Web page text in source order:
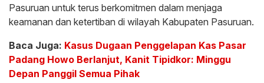
Pasuruan untuk terus berkomitmen dalam menjaga
keamanan dan ketertiban di wilayah Kabupaten Pasuruan.
Baca Juga: Kasus Dugaan Penggelapan Kas Pasar
Padang Howo Berlanjut, Kanit Tipidkor: Minggu
Depan Panggil Semua Pihak